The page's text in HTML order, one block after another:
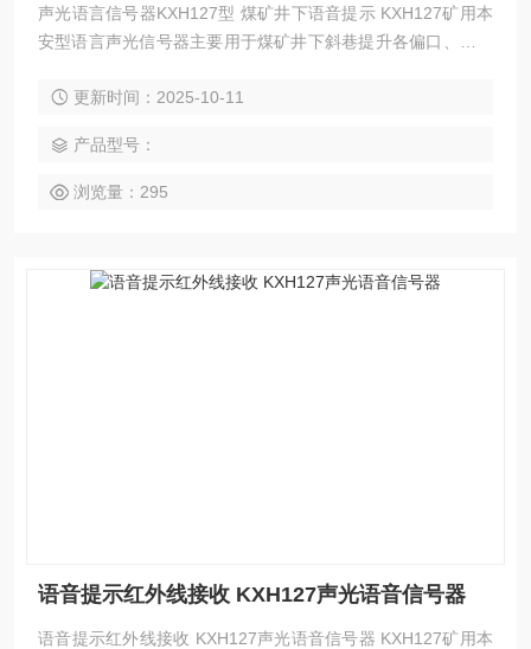
声光语言信号器KXH127型 煤矿井下语音提示 KXH127矿用本
安型语言声光信号器主要用于煤矿井下斜巷提升各偏口、上下
更新时间：2025-10-11
产品型号：
浏览量：295
语音提示红外线接收 KXH127声光语音信号器
语音提示红外线接收 KXH127声光语音信号器 KXH127矿用本